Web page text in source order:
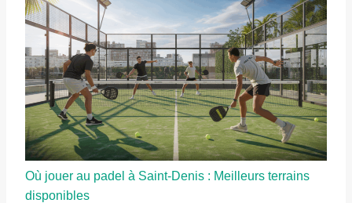
Où jouer au padel à Saint-Denis : Meilleurs terrains
disponibles